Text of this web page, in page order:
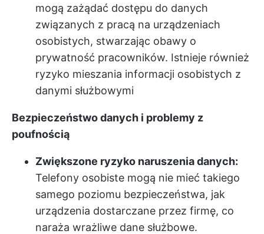
mogą zażądać dostępu do danych
związanych z pracą na urządzeniach
osobistych, stwarzając obawy o
prywatność pracowników. Istnieje również
ryzyko mieszania informacji osobistych z
danymi służbowymi
Bezpieczeństwo danych i problemy z
poufnością
Zwiększone ryzyko naruszenia danych:
Telefony osobiste mogą nie mieć takiego
samego poziomu bezpieczeństwa, jak
urządzenia dostarczane przez firmę, co
naraża wrażliwe dane służbowe.